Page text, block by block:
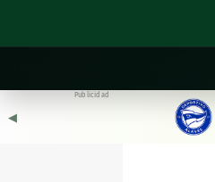
◀︎
Publicidad